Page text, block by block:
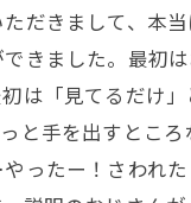
だきまして、本
きました。最初
は「見てるだけ
と手を出すところ
ったー！さわれ